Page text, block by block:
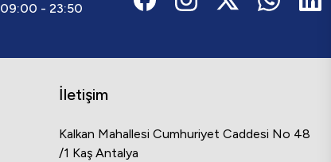
09:00 - 23:50
İletişim
Kalkan Mahallesi Cumhuriyet Caddesi No 48
/1 Kaş Antalya